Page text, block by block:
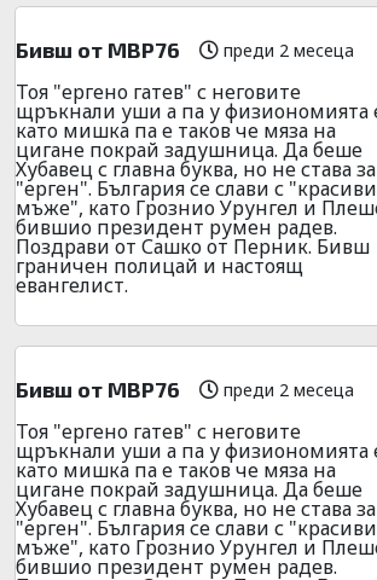
Бивш от МВР76 преди 2 месеца
Тоя "ергено гатев" с неговите
щръкнали уши а па у физиономията
като мишка па е таков че мяза на
цигане покрай задушница. Да беше
Хубавец с главна буква, но не става за
"ерген". България се слави с "красиви
мъже", като Грознио Урунгел и
бившио президент румен радев.
Поздрави от Сашко от Перник. Бивш
граничен полицай и настоящ
евангелист.
Бивш от МВР76 преди 2 месеца
Тоя "ергено гатев" с неговите
щръкнали уши а па у физиономията
като мишка па е таков че мяза на
цигане покрай задушница. Да беше
Хубавец с главна буква, но не става за
"ерген". България се слави с "красиви
мъже", като Грознио Урунгел и
бившио президент румен радев.